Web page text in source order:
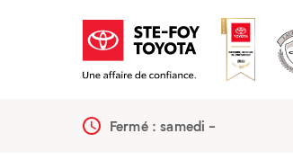
Fermé : samedi -